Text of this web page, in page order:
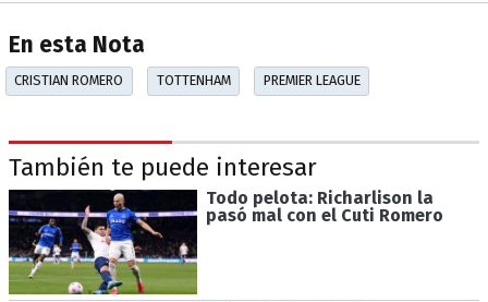
En esta Nota
CRISTIAN ROMERO TOTTENHAM PREMIER LEAGUE
También te puede interesar
Todo pelota: Richarlison la
pasó mal con el Cuti Romero